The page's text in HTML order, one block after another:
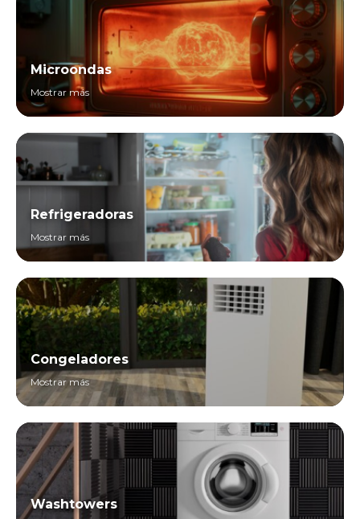
Microondas
Mostrar más
Refrigeradoras
Mostrar más
Congeladores
Mostrar más
Washtowers